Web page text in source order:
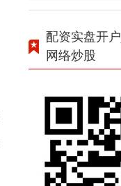
配资实盘开
网络炒股